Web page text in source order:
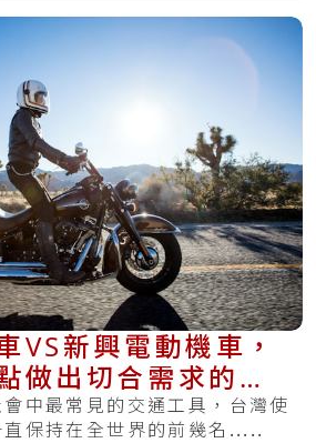
VS新興電動機車，
做出切合需求的好
中最常見的交通工具，台灣使
保持在全世界的前幾名.....